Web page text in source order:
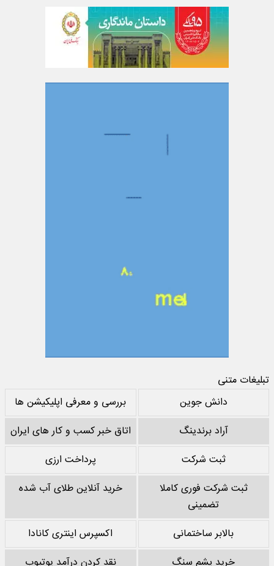
تبلیغات متنی
دانش جوین
بررسی و معرفی اپلیکیشن ها
آراد برندینگ
اتاق خبر کسب و کار های ایران
ثبت شرکت
پرداخت ارزی
ثبت شرکت فوری کاملا
تضمینی
خرید آنلاین طلای آب شده
بالابر ساختمانی
اکسپرس اینتری کانادا
خرید پشم سنگ
نقد کردن درآمد یوتیوب